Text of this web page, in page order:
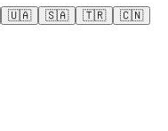
🇺🇦 🇸🇦 🇹🇷 🇨🇳